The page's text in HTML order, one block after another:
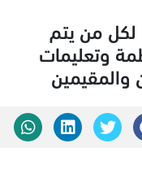
لكل من يتم
وتعليمات
والمقيمين